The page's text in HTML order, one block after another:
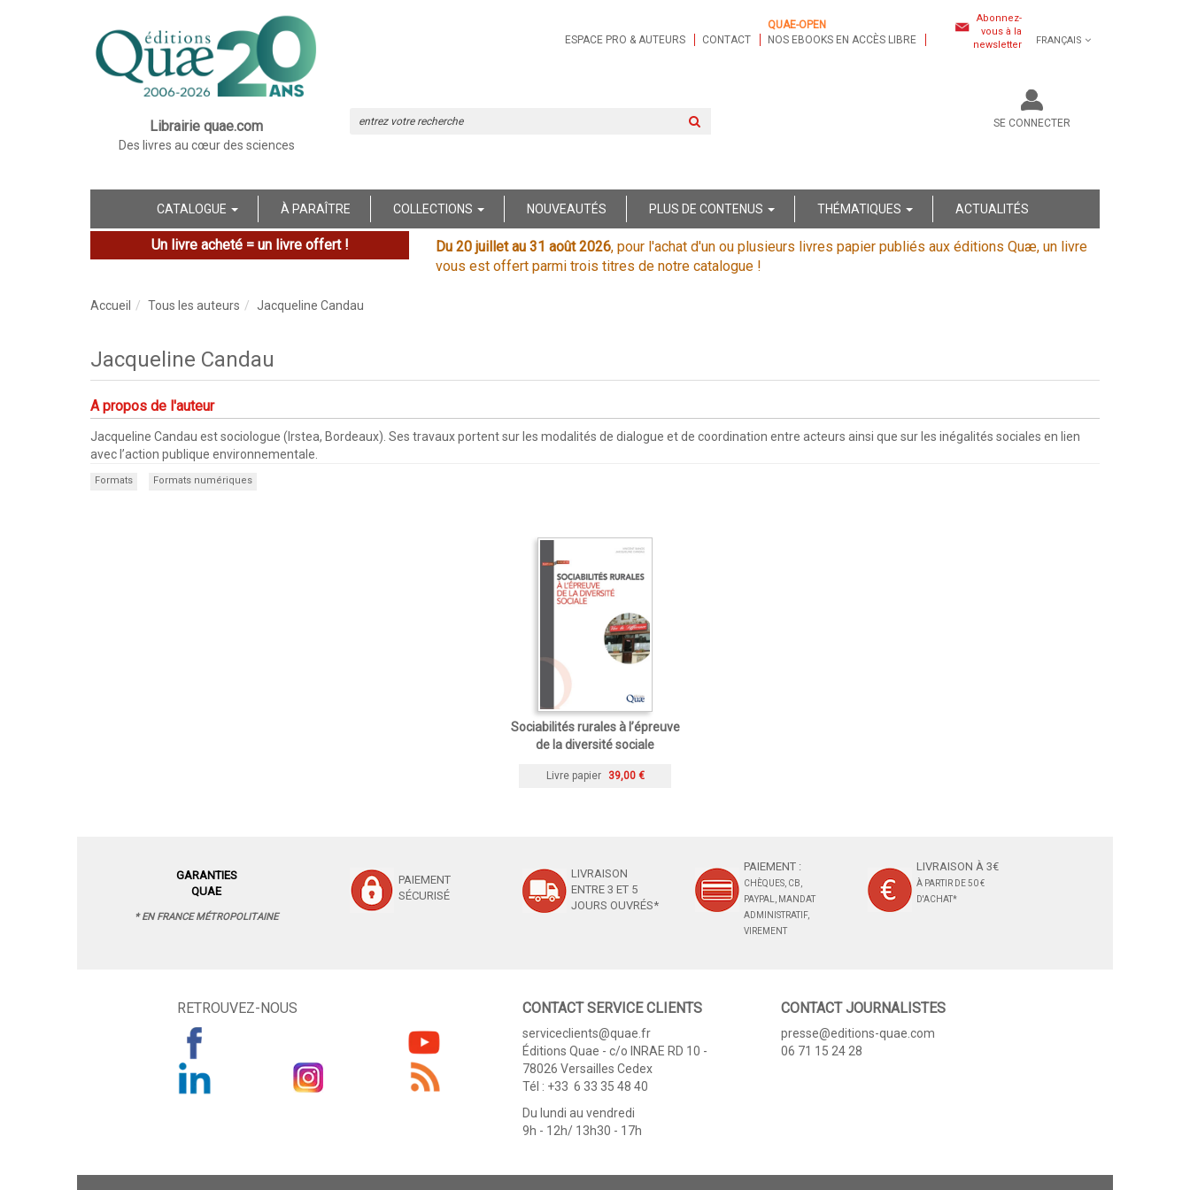
Librairie quae.com
Des livres au cœur des sciences
ESPACE PRO & AUTEURS CONTACT
QUAE-OPEN
NOS EBOOKS EN ACCÈS LIBRE
Abonnez-
vous à la
newsletter
FRANÇAIS
SE CONNECTER
CATALOGUE À PARAÎTRE COLLECTIONS NOUVEAUTÉS PLUS DE CONTENUS THÉMATIQUES ACTUALITÉS
Un livre acheté = un livre offert ! Du 20 juillet au 31 août 2026, pour l'achat d'un ou plusieurs livres papier publiés aux éditions Quæ, un livre
vous est offert parmi trois titres de notre catalogue !
Accueil Tous les auteurs Jacqueline Candau
Jacqueline Candau
A propos de l'auteur
Jacqueline Candau est sociologue (Irstea, Bordeaux). Ses travaux portent sur les modalités de dialogue et de coordination entre acteurs ainsi que sur les inégalités sociales en lien
avec l’action publique environnementale.
Formats Formats numériques
Sociabilités rurales à l’épreuve
de la diversité sociale
Livre papier 39,00 €
GARANTIES
QUAE
* EN FRANCE MÉTROPOLITAINE
PAIEMENT
SÉCURISÉ
LIVRAISON
ENTRE 3 ET 5
JOURS OUVRÉS*
PAIEMENT :
CHÈQUES, CB,
PAYPAL, MANDAT
ADMINISTRATIF,
VIREMENT
LIVRAISON À 3€
À PARTIR DE 50 €
D'ACHAT*
RETROUVEZ-NOUS CONTACT SERVICE CLIENTS
serviceclients@quae.fr
Éditions Quae - c/o INRAE RD 10 -
78026 Versailles Cedex
Tél : +33 6 33 35 48 40
Du lundi au vendredi
9h - 12h/ 13h30 - 17h
CONTACT JOURNALISTES
presse@editions-quae.com
06 71 15 24 28